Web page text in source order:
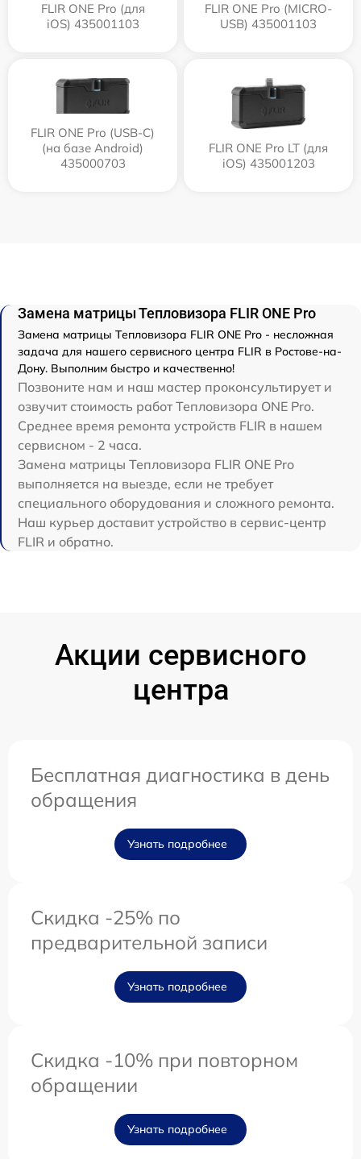
FLIR ONE Pro (для
iOS) 435001103
FLIR ONE Pro (MICRO-
USB) 435001103
FLIR ONE Pro (USB-C)
(на базе Android)
435000703
FLIR ONE Pro LT (для
iOS) 435001203
Замена матрицы Тепловизора FLIR ONE Pro
Замена матрицы Тепловизора FLIR ONE Pro - несложная
задача для нашего сервисного центра FLIR в Ростове-на-
Дону. Выполним быстро и качественно!
Позвоните нам и наш мастер проконсультирует и
озвучит стоимость работ Тепловизора ONE Pro.
Среднее время ремонта устройств FLIR в нашем
сервисном - 2 часа.
Замена матрицы Тепловизора FLIR ONE Pro
выполняется на выезде, если не требует
специального оборудования и сложного ремонта.
Наш курьер доставит устройство в сервис-центр
FLIR и обратно.
Акции сервисного
центра
Бесплатная диагностика в день
обращения
Узнать подробнее
Скидка -25% по
предварительной записи
Узнать подробнее
Скидка -10% при повторном
обращении
Узнать подробнее